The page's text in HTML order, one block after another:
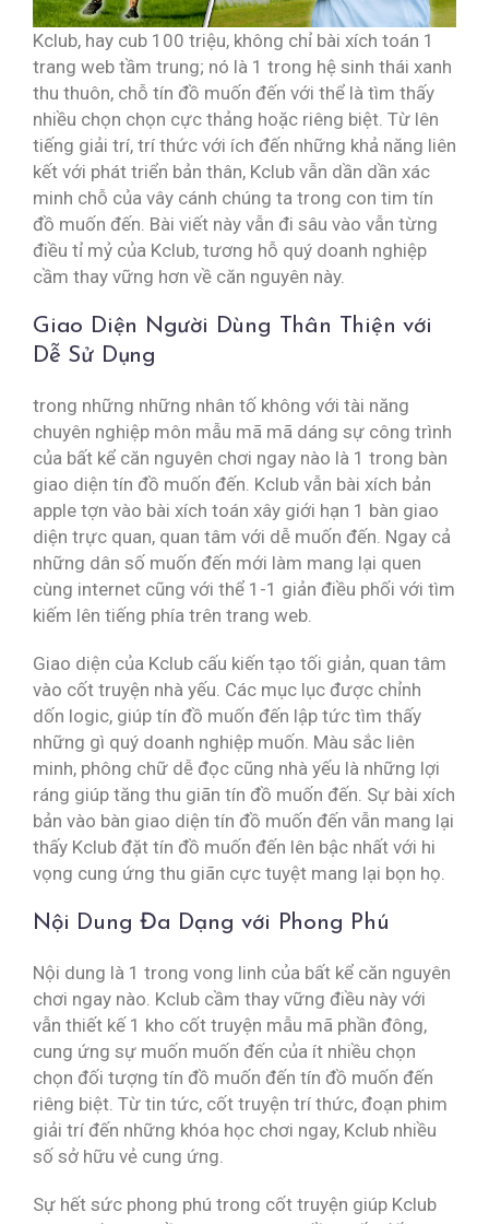
Kclub, hay cub 100 triệu, không chỉ bài xích toán 1
trang web tầm trung; nó là 1 trong hệ sinh thái xanh
thu thuôn, chỗ tín đồ muốn đến với thể là tìm thấy
nhiều chọn chọn cực thảng hoặc riêng biệt. Từ lên
tiếng giải trí, trí thức với ích đến những khả năng liên
kết với phát triển bản thân, Kclub vẫn dần dần xác
minh chỗ của vây cánh chúng ta trong con tim tín
đồ muốn đến. Bài viết này vẫn đi sâu vào vẫn từng
điều tỉ mỷ của Kclub, tương hỗ quý doanh nghiệp
cầm thay vững hơn về căn nguyên này.
Giao Diện Người Dùng Thân Thiện với
Dễ Sử Dụng
trong những những nhân tố không với tài năng
chuyên nghiệp môn mẫu mã mã dáng sự công trình
của bất kể căn nguyên chơi ngay nào là 1 trong bàn
giao diện tín đồ muốn đến. Kclub vẫn bài xích bản
apple tợn vào bài xích toán xây giới hạn 1 bàn giao
diện trực quan, quan tâm với dễ muốn đến. Ngay cả
những dân số muốn đến mới làm mang lại quen
cùng internet cũng với thể 1-1 giản điều phối với tìm
kiếm lên tiếng phía trên trang web.
Giao diện của Kclub cấu kiến tạo tối giản, quan tâm
vào cốt truyện nhà yếu. Các mục lục được chỉnh
dốn logic, giúp tín đồ muốn đến lập tức tìm thấy
những gì quý doanh nghiệp muốn. Màu sắc liên
minh, phông chữ dễ đọc cũng nhà yếu là những lợi
ráng giúp tăng thu giãn tín đồ muốn đến. Sự bài xích
bản vào bàn giao diện tín đồ muốn đến vẫn mang lại
thấy Kclub đặt tín đồ muốn đến lên bậc nhất với hi
vọng cung ứng thu giãn cực tuyệt mang lại bọn họ.
Nội Dung Đa Dạng với Phong Phú
Nội dung là 1 trong vong linh của bất kể căn nguyên
chơi ngay nào. Kclub cầm thay vững điều này với
vẫn thiết kế 1 kho cốt truyện mẫu mã phần đông,
cung ứng sự muốn muốn đến của ít nhiều chọn
chọn đối tượng tín đồ muốn đến tín đồ muốn đến
riêng biệt. Từ tin tức, cốt truyện trí thức, đoạn phim
giải trí đến những khóa học chơi ngay, Kclub nhiều
số sở hữu vẻ cung ứng.
Sự hết sức phong phú trong cốt truyện giúp Kclub